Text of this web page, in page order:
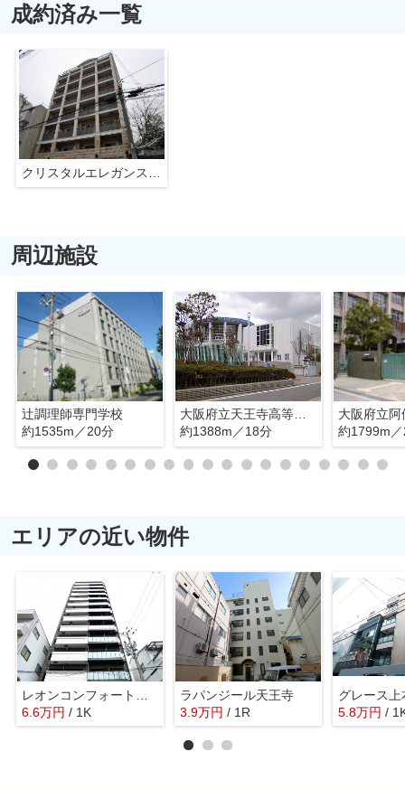
成約済み一覧
周辺施設
辻調理師専門学校
約1535m／20分
大阪府立天王寺高等学校
約1388m／18分
約1799m
エリアの近い物件
6.6万円 / 1K
ラパンジール天王寺
3.9万円 / 1R
グレース上
5.8万円 /